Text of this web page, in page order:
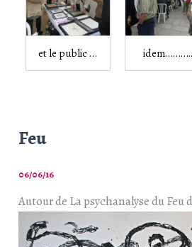
et le public … idem………..
Feu
06/06/16
Autour de La psychanalyse du Feu